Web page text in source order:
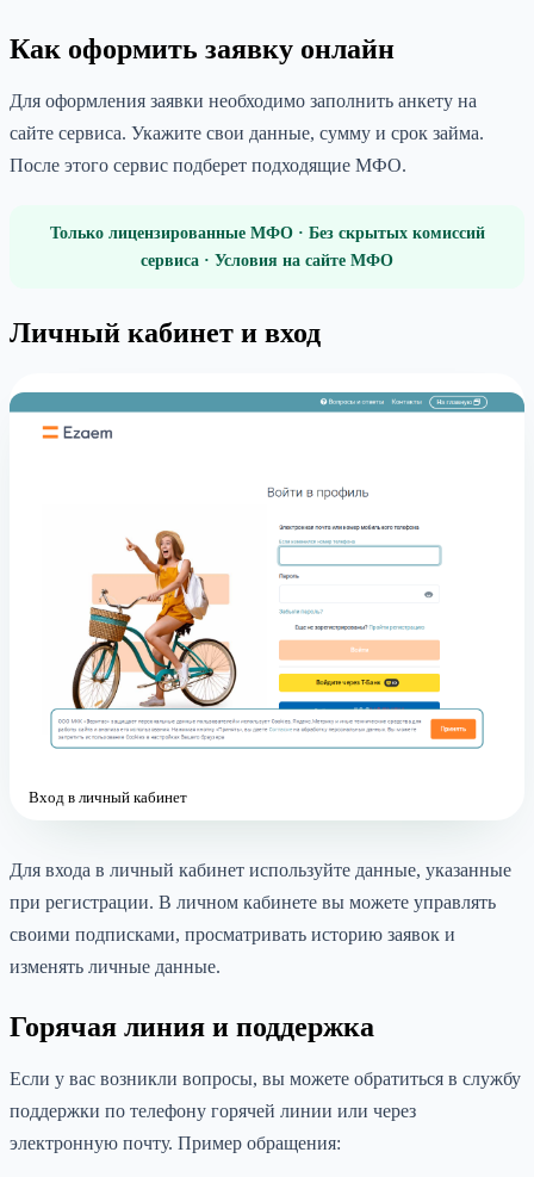
Как оформить заявку онлайн
Для оформления заявки необходимо заполнить анкету на
сайте сервиса. Укажите свои данные, сумму и срок займа.
После этого сервис подберет подходящие МФО.
Только лицензированные МФО · Без скрытых комиссий
сервиса · Условия на сайте МФО
Личный кабинет и вход
Вход в личный кабинет
Для входа в личный кабинет используйте данные, указанные
при регистрации. В личном кабинете вы можете управлять
своими подписками, просматривать историю заявок и
изменять личные данные.
Горячая линия и поддержка
Если у вас возникли вопросы, вы можете обратиться в службу
поддержки по телефону горячей линии или через
электронную почту. Пример обращения: